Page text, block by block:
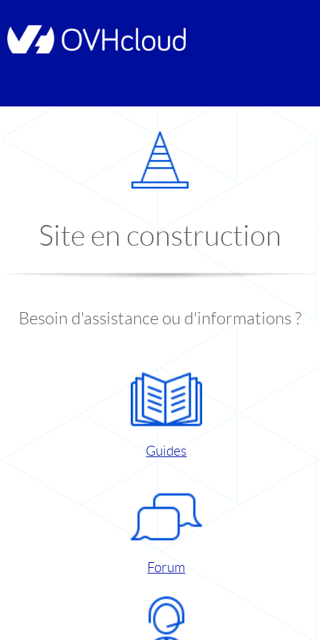
Site en construction
Besoin d'assistance ou d'informations ?
Guides
Forum